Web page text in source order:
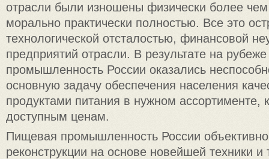
отрасли были изношены физически более
морально практически полностью. Все это
технологической отсталостью, финансовой
предприятий отрасли. В результате на
промышленность России оказались
основную задачу обеспечения населения
продуктами питания в нужном ассортименте,
доступным ценам.
Пищевая промышленность России
реконструкции на основе новейшей техники и